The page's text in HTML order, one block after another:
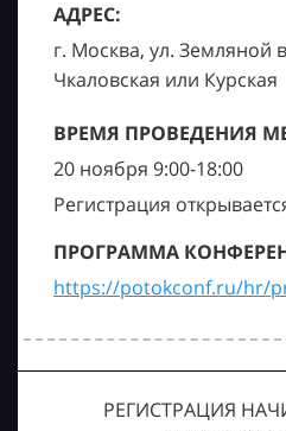
АДРЕС:
г. Москва, ул. Земляной
Чкаловская или Курская
ВРЕМЯ ПРОВЕДЕНИЯ
20 ноября 9:00-18:00
Регистрация
ПРОГРАММА
https://potokconf.ru/hr/
РЕГИСТРАЦИЯ